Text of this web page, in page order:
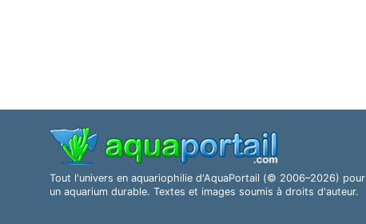
Tout l'univers en aquariophilie d'AquaPortail (© 2006–2026) pour
un aquarium durable. Textes et images soumis à droits d'auteur.